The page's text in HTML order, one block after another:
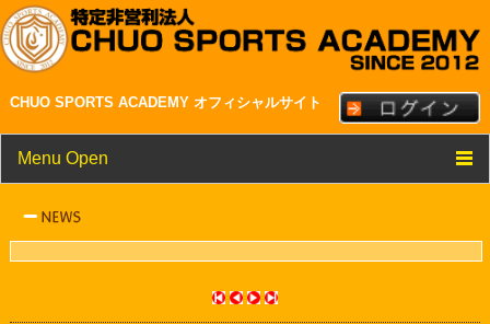
CHUO SPORTS ACADEMY オフィシャルサイト
Menu Open